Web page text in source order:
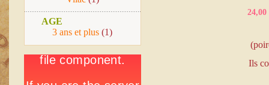
24,00
Ils
AGE
3 ans et plus (1)